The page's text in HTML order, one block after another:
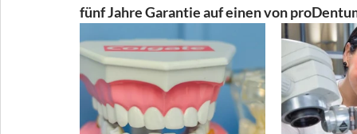
fünf Jahre Garantie auf einen von